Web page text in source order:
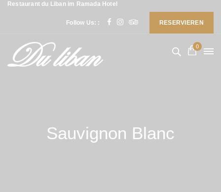
Restaurant du Liban im Ramada Hotel
Follow Us: : RESERVIEREN
0
Sauvignon Blanc